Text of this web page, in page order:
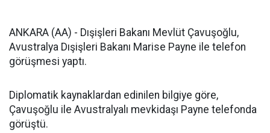
ANKARA (AA) - Dışişleri Bakanı Mevlüt Çavuşoğlu,
Avustralya Dışişleri Bakanı Marise Payne ile telefon
görüşmesi yaptı.
Diplomatik kaynaklardan edinilen bilgiye göre,
Çavuşoğlu ile Avustralyalı mevkidaşı Payne telefonda
görüştü.